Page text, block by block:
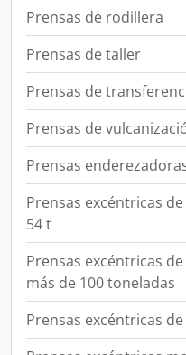
Prensas de rodillera
Prensas de taller
Prensas de
Prensas de
Prensas
Prensas excéntricas
54 t
Prensas excéntricas
más de 100 toneladas
Prensas excéntricas